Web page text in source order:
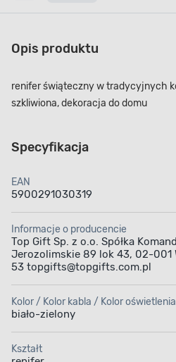
Opis produktu
renifer świąteczny w tradycyjnych
szkliwiona, dekoracja do domu
Specyfikacja
EAN
5900291030319
Informacje o producencie
Top Gift Sp. z o.o. Spółka
Jerozolimskie 89 lok 43, 02-001
53 topgifts@topgifts.com.pl
Kolor / Kolor kabla / Kolor oświetlenia
biało-zielony
Kształt